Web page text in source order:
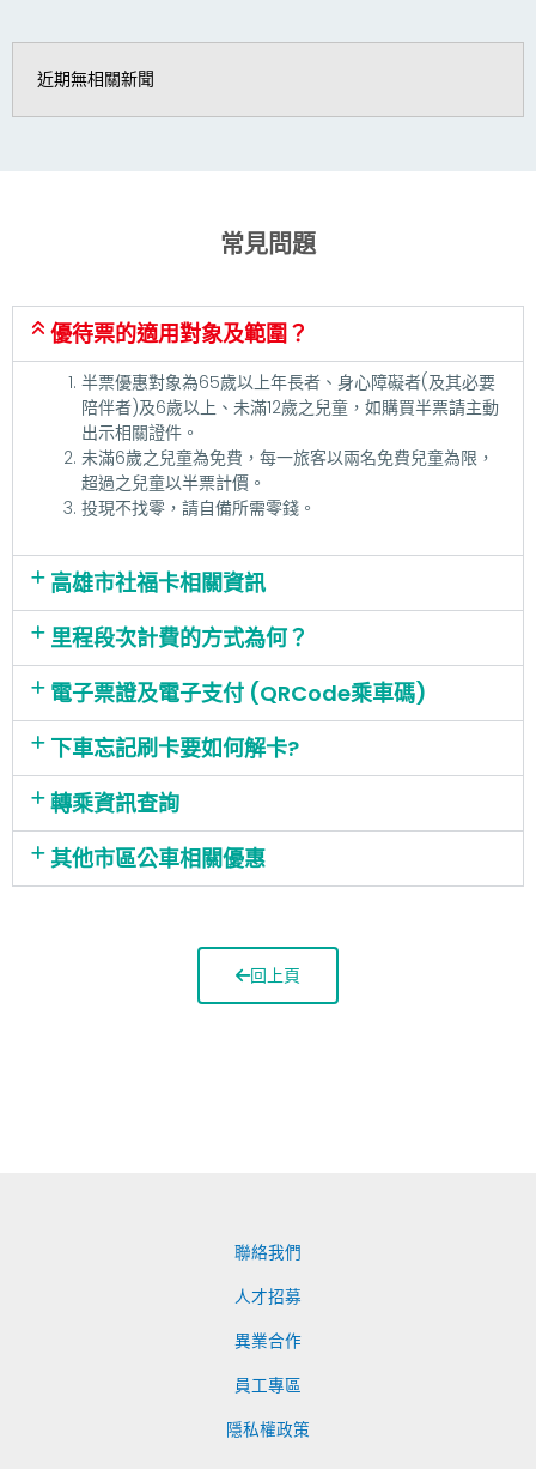
近期無相關新聞
常見問題
優待票的適用對象及範圍？
半票優惠對象為65歲以上年長者、身心障礙者(及其必要
陪伴者)及6歲以上、未滿12歲之兒童，如購買半票請主動
出示相關證件。
未滿6歲之兒童為免費，每一旅客以兩名免費兒童為限，
超過之兒童以半票計價。
投現不找零，請自備所需零錢。
高雄市社福卡相關資訊
里程段次計費的方式為何？
電子票證及電子支付 (QRCode乘車碼)
下車忘記刷卡要如何解卡?
轉乘資訊查詢
其他市區公車相關優惠
回上頁
聯絡我們
人才招募
異業合作
員工專區
隱私權政策